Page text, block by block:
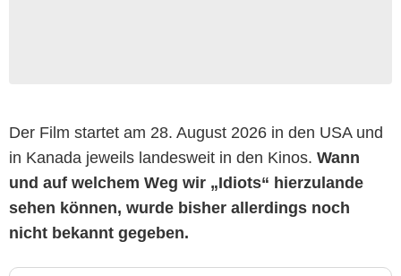
Der Film startet am 28. August 2026 in den USA und
in Kanada jeweils landesweit in den Kinos. Wann
und auf welchem Weg wir „Idiots“ hierzulande
sehen können, wurde bisher allerdings noch
nicht bekannt gegeben.